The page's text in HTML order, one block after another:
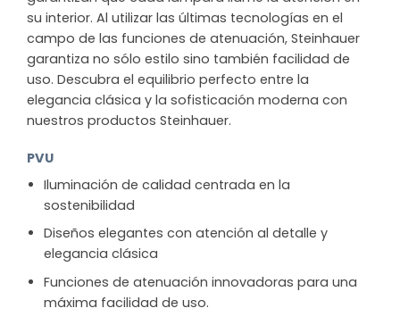
su interior. Al utilizar las últimas tecnologías en el
campo de las funciones de atenuación, Steinhauer
garantiza no sólo estilo sino también facilidad de
uso. Descubra el equilibrio perfecto entre la
elegancia clásica y la sofisticación moderna con
nuestros productos Steinhauer.
PVU
Iluminación de calidad centrada en la
sostenibilidad
Diseños elegantes con atención al detalle y
elegancia clásica
Funciones de atenuación innovadoras para una
máxima facilidad de uso.